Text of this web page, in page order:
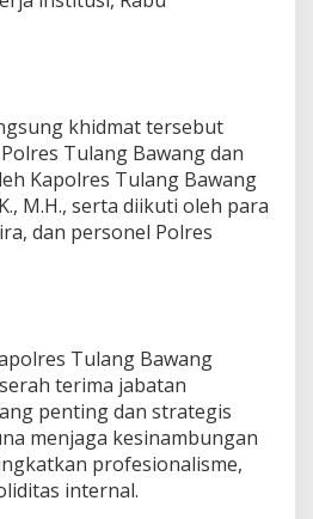
s
k
r
s
a
khidmat tersebut
Tulang Bawang dan
Kapolres Tulang Bawang
M.H., serta diikuti oleh para
dan personel Polres
Tulang Bawang
terima jabatan
penting dan strategis
menjaga kesinambungan
profesionalisme,
internal.